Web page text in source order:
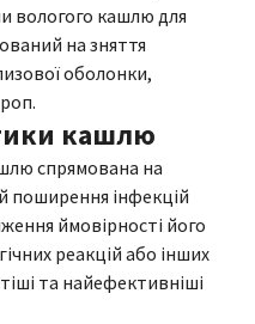
вологого кашлю для
на зняття
оболонки,
кашлю
спрямована на
поширення інфекцій
ймовірності його
реакцій або інших
та найефективніші